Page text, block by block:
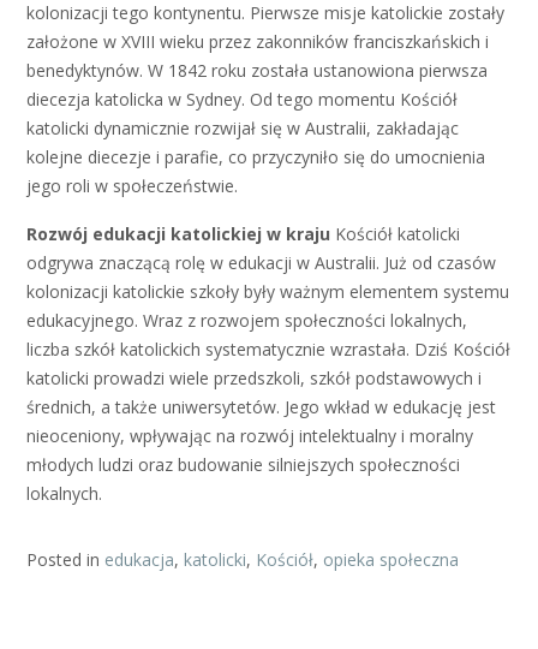
kolonizacji tego kontynentu. Pierwsze misje katolickie zostały
założone w XVIII wieku przez zakonników franciszkańskich i
benedyktynów. W 1842 roku została ustanowiona pierwsza
diecezja katolicka w Sydney. Od tego momentu Kościół
katolicki dynamicznie rozwijał się w Australii, zakładając
kolejne diecezje i parafie, co przyczyniło się do umocnienia
jego roli w społeczeństwie.
Rozwój edukacji katolickiej w kraju Kościół katolicki
odgrywa znaczącą rolę w edukacji w Australii. Już od czasów
kolonizacji katolickie szkoły były ważnym elementem systemu
edukacyjnego. Wraz z rozwojem społeczności lokalnych,
liczba szkół katolickich systematycznie wzrastała. Dziś Kościół
katolicki prowadzi wiele przedszkoli, szkół podstawowych i
średnich, a także uniwersytetów. Jego wkład w edukację jest
nieoceniony, wpływając na rozwój intelektualny i moralny
młodych ludzi oraz budowanie silniejszych społeczności
lokalnych.
Posted in edukacja, katolicki, Kościół, opieka społeczna